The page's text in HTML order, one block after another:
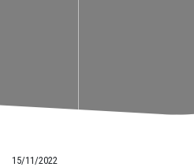
15/11/2022